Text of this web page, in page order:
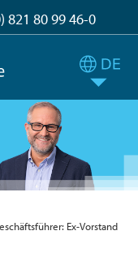
821 80 99 46-0
Ex-Vorstand